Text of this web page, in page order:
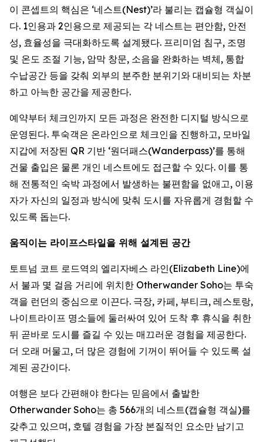
이 콘셉트의 핵심은 ‘네스트(Nest)’라 불리는 캡슐형 객실이
다. 1인용과 2인용으로 제공되는 각 네스트는 편안함, 안전
성, 효율성을 극대화하도록 설계됐다. 프리미엄 침구, 조명
및 온도 조절 기능, 암막 창문, 소음을 완화하는 벽체, 통합
수납공간 등을 갖춰 외부의 분주한 분위기와 대비되는 차분
하고 아늑한 공간을 제공한다.
예약부터 체크인까지 모든 과정은 완전한 디지털 방식으로
운영된다. 투숙객은 온라인으로 체크인을 진행하고, 모바일
지갑에 저장된 QR 기반 ‘원더패스(Wanderpass)’를 통해
건물 출입은 물론 개인 네스트에도 접근할 수 있다. 이를 통
해 전통적인 숙박 과정에서 발생하는 불편함을 없애고, 이용
자가 자신의 일정과 방식에 맞춰 도시를 자유롭게 경험할 수
있도록 돕는다.
움직이는 라이프스타일을 위해 설계된 공간
토트넘 코트 로드역의 엘리자베스 라인(Elizabeth Line)에
서 불과 몇 걸음 거리에 위치한 Otherwander Soho는 투숙
객을 런던의 중심으로 이끈다. 극장, 카페, 부티크, 레스토랑,
나이트라이프 명소들에 둘러싸여 있어 도착 후 휴식을 취한
뒤 곧바로 도시를 즐길 수 있는 매끄러운 경험을 제공한다.
더 오래 머물고, 더 많은 경험에 기꺼이 뛰어들 수 있도록 설
계된 공간이다.
여행은 보다 간편해야 한다는 믿음에서 출발한
Otherwander Soho는 총 566개의 네스트(캡슐형 객실)를
갖추고 있으며, 호텔 경험을 가장 본질적인 요소만 남기고